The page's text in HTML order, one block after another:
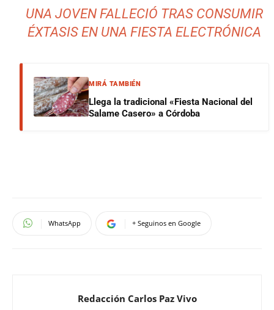
UNA JOVEN FALLECIÓ TRAS CONSUMIR
ÉXTASIS EN UNA FIESTA ELECTRÓNICA
MIRÁ TAMBIÉN
Llega la tradicional «Fiesta Nacional del
Salame Casero» a Córdoba
WhatsApp + Seguinos en Google
Redacción Carlos Paz Vivo